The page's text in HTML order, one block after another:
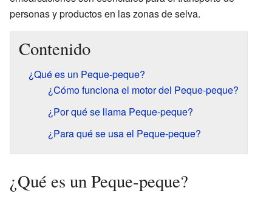
personas y productos en las zonas de selva.
Contenido
¿Qué es un Peque-peque?
¿Cómo funciona el motor del Peque-peque?
¿Por qué se llama Peque-peque?
¿Para qué se usa el Peque-peque?
¿Qué es un Peque-peque?